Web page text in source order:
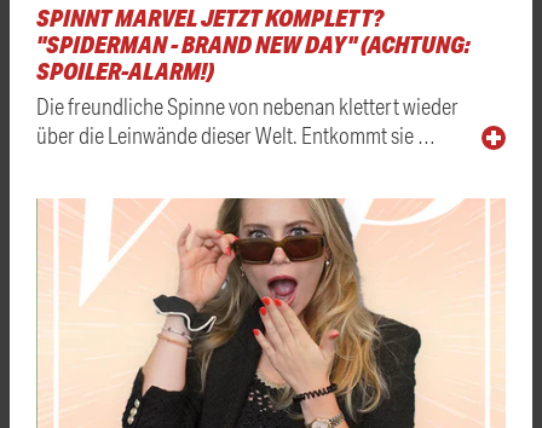
SPINNT MARVEL JETZT KOMPLETT?
"SPIDERMAN - BRAND NEW DAY" (ACHTUNG:
SPOILER-ALARM!)
Die freundliche Spinne von nebenan klettert wieder
über die Leinwände dieser Welt. Entkommt sie …